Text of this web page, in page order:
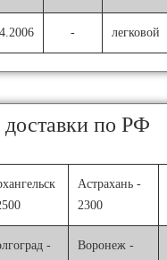
- легковой
по РФ
Астрахань -
2300
-
Воронеж -